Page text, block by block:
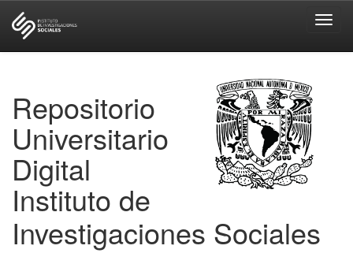
Repositorio
Universitario
Digital
Instituto de
Investigaciones Sociales